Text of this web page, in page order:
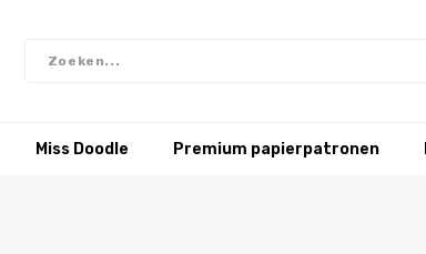
Miss Doodle Premium papierpatronen